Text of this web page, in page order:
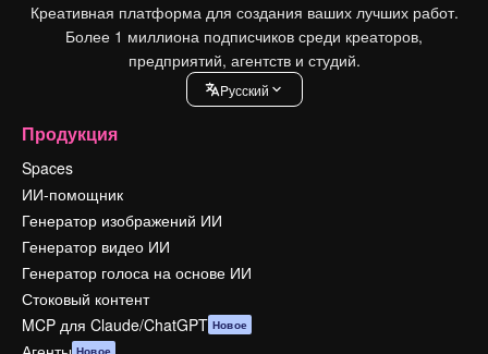
Креативная платформа для создания ваших лучших работ.
Более 1 миллиона подписчиков среди креаторов,
предприятий, агентств и студий.
Pусский
Продукция
Spaces
ИИ-помощник
Генератор изображений ИИ
Генератор видео ИИ
Генератор голоса на основе ИИ
Стоковый контент
MCP для Claude/ChatGPT Новое
Новое